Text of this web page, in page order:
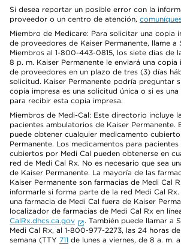
Si desea reportar un posible error con la
proveedor o un centro de atención,
Miembro de Medicare: Para solicitar una copia
de proveedores de Kaiser Permanente, llame a
Miembros al 1-800-443-0815, los siete días de
8 p. m. Kaiser Permanente le enviará una
de proveedores en un plazo de tres (3) días
solicitud. Kaiser Permanente podría preguntar
copia impresa es una solicitud única o si es
para recibir esta copia impresa.
Miembros de Medi-Cal: Este directorio incluye
pacientes ambulatorios de Kaiser Permanente.
puede obtener cualquier medicamento
Permanente. Los medicamentos para
cubiertos por Medi Cal pueden obtenerse en
red de Medi Cal Rx. No es necesario que sea
de Kaiser Permanente. La mayoría de las
Kaiser Permanente son farmacias de Medi Cal
informarle si forma parte de la red Medi Cal
una farmacia de Medi Cal fuera de Kaiser
localizador de farmacias de Medi Cal Rx en
CalRx.dhcs.ca.gov
. También puede llamar a
Medi Cal Rx, al 1-800-977-2273, las 24 horas
semana (TTY 711 de lunes a viernes, de 8 a. m.